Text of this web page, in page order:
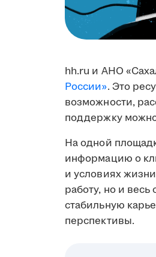
hh.ru и АНО
России». Это
возможности,
поддержку
На одной
информацию о
и условиях
работу, но и
стабильную
перспективы.